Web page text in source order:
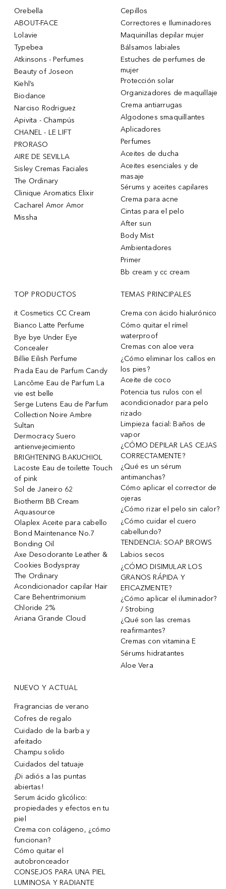
Orebella
ABOUT-FACE
Lolavie
Typebea
Atkinsons - Perfumes
Beauty of Joseon
Kiehl’s
Biodance
Narciso Rodriguez
Apivita - Champús
CHANEL - LE LIFT
PRORASO
AIRE DE SEVILLA
Sisley Cremas Faciales
The Ordinary
Clinique Aromatics Elixir
Cacharel Amor Amor
Missha
Cepillos
Correctores e Iluminadores
Maquinillas depilar mujer
Bálsamos labiales
Estuches de perfumes de
mujer
Protección solar
Organizadores de maquillaje
Crema antiarrugas
Algodones smaquillantes
Aplicadores
Perfumes
Aceites de ducha
Aceites esenciales y de
masaje
Sérums y aceites capilares
Crema para acne
Cintas para el pelo
After sun
Body Mist
Ambientadores
Primer
Bb cream y cc cream
TOP PRODUCTOS
it Cosmetics CC Cream
Bianco Latte Perfume
Bye bye Under Eye
Concealer
Billie Eilish Perfume
Prada Eau de Parfum Candy
Lancôme Eau de Parfum La
vie est belle
Serge Lutens Eau de Parfum
Collection Noire Ambre
Sultan
Dermocracy Suero
antienvejecimiento
BRIGHTENING BAKUCHIOL
Lacoste Eau de toilette Touch
of pink
Sol de Janeiro 62
Biotherm BB Cream
Aquasource
Olaplex Aceite para cabello
Bond Maintenance No.7
Bonding Oil
Axe Desodorante Leather &
Cookies Bodyspray
The Ordinary
Acondicionador capilar Hair
Care Behentrimonium
Chloride 2%
Ariana Grande Cloud
TEMAS PRINCIPALES
Crema con ácido hialurónico
Cómo quitar el rímel
waterproof
Cremas con aloe vera
¿Cómo eliminar los callos en
los pies?
Aceite de coco
Potencia tus rulos con el
acondicionador para pelo
rizado
Limpieza facial: Baños de
vapor
¿CÓMO DEPILAR LAS CEJAS
CORRECTAMENTE?
¿Qué es un sérum
antimanchas?
Cómo aplicar el corrector de
ojeras
¿Cómo rizar el pelo sin calor?
¿Cómo cuidar el cuero
cabellundo?
TENDENCIA: SOAP BROWS
Labios secos
¿CÓMO DISIMULAR LOS
GRANOS RÁPIDA Y
EFICAZMENTE?
¿Cómo aplicar el iluminador?
/ Strobing
¿Qué son las cremas
reafirmantes?
Cremas con vitamina E
Sérums hidratantes
Aloe Vera
NUEVO Y ACTUAL
Fragrancias de verano
Cofres de regalo
Cuidado de la barba y
afeitado
Champu solido
Cuidados del tatuaje
¡Di adiós a las puntas
abiertas!
Serum ácido glicólico:
propiedades y efectos en tu
piel
Crema con colágeno, ¿cómo
funcionan?
Cómo quitar el
autobronceador
CONSEJOS PARA UNA PIEL
LUMINOSA Y RADIANTE